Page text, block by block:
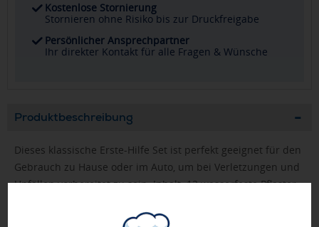
Kostenlose Stornierung
Stornieren ohne Risiko bis zur Druckfreigabe
Persönlicher Ansprechpartner
Ihr direkter Kontakt für alle Fragen & Wünsche
Produktbeschreibung
Dieses klassische Erste-Hilfe Set ist perfekt geeignet für den
Gebrauch zu Hause oder im Auto, um bei Verletzungen und
Unfällen vorbereitet zu sein. Inhalt: 12 wasserfeste Pflaster,
Verband, 2 Mullbinden für Brandwunden. Alle im Set